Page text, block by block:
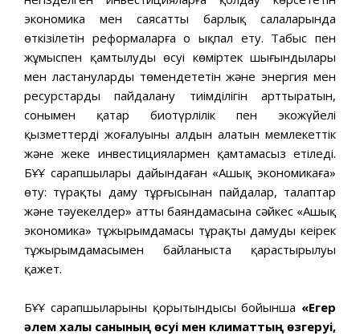
экономика мен саясаттың барлық салаларында
өткізілетін реформаларға оң ықпал ету. Табыс пен
жұмыспен қамтылудың өсуі көміртек шығындылары
мен ластануларды төмендететін және энергия мен
ресурстарды пайдалану тиімділігін арттыратын,
сонымен қатар биотүрлілік пен экожүйелі
қызметтердің жоғалуының алдын алатын мемлекеттік
және жеке инвестициялармен қамтамасыз етіледі.
БҰҰ сарапшылары дайындаған «Ашық экономикаға»
өту: түрақты даму тұрғысынан пайдалар, талаптар
және тәуекелдер» атты баяндамасына сәйкес «Ашық
экономика» тұжырымдамасы тұрақты дамудың кеңірек
тұжырымдамасымен байланыста қарастырылуы
қажет.
БҰҰ сарапшыларының қорытындысы бойынша «Егер
әлем халық санының өсуі мен климаттың өзгеруі,